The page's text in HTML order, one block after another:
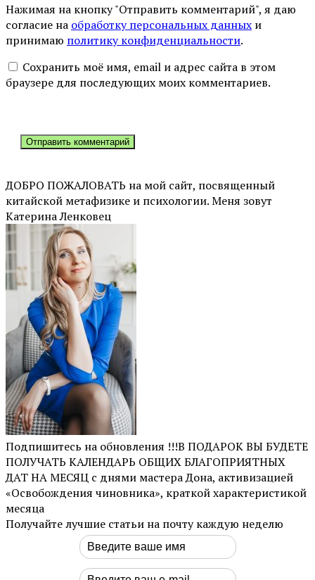
Нажимая на кнопку "Отправить комментарий", я даю
согласие на обработку персональных данных и
принимаю политику конфиденциальности.
Сохранить моё имя, email и адрес сайта в этом
браузере для последующих моих комментариев.
ДОБРО ПОЖАЛОВАТЬ на мой сайт, посвященный
китайской метафизике и психологии. Меня зовут
Катерина Ленковец
Подпишитесь на обновления !!!В ПОДАРОК ВЫ БУДЕТЕ
ПОЛУЧАТЬ КАЛЕНДАРЬ ОБЩИХ БЛАГОПРИЯТНЫХ
ДАТ НА МЕСЯЦ с днями мастера Дона, активизацией
«Освобождения чиновника», краткой характеристикой
месяца
Получайте лучшие статьи на почту каждую неделю